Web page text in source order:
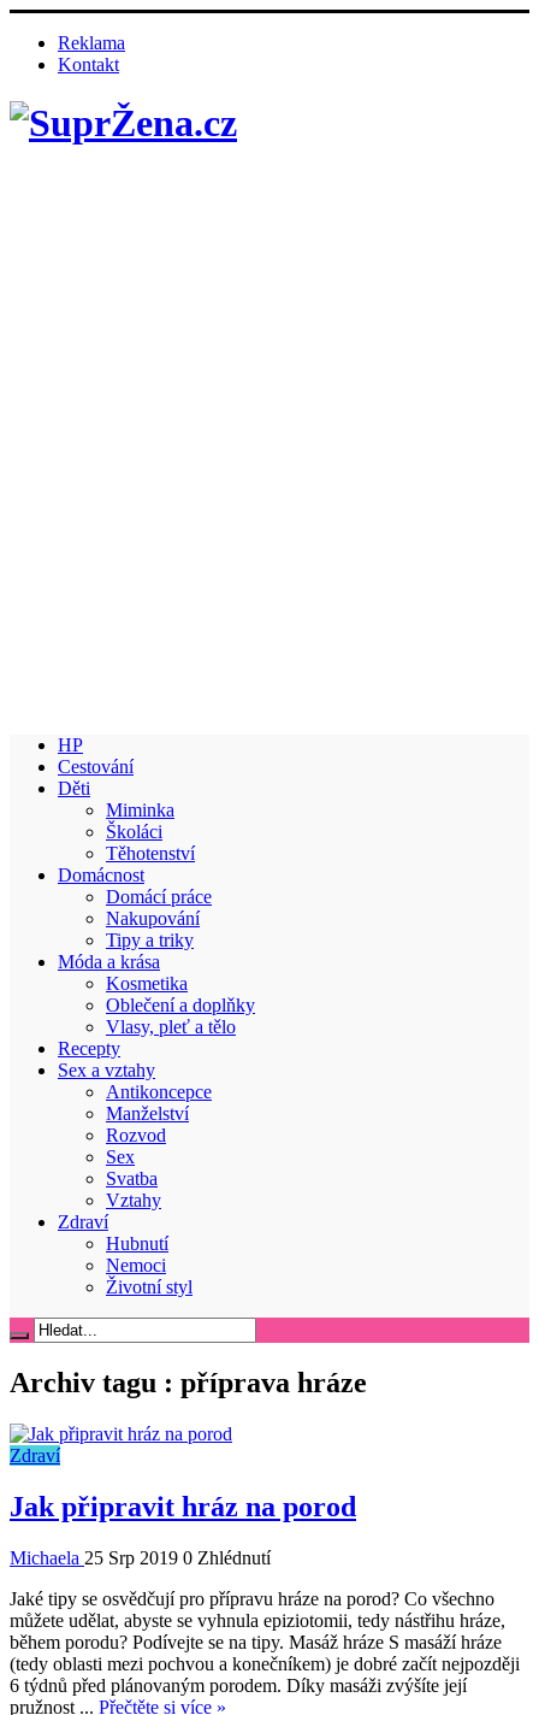
Reklama
Kontakt
HP
Cestování
Děti
Miminka
Školáci
Těhotenství
Domácnost
Domácí práce
Nakupování
Tipy a triky
Móda a krása
Kosmetika
Oblečení a doplňky
Vlasy, pleť a tělo
Recepty
Sex a vztahy
Antikoncepce
Manželství
Rozvod
Sex
Svatba
Vztahy
Zdraví
Hubnutí
Nemoci
Životní styl
Archiv tagu : příprava hráze
Zdraví
Jak připravit hráz na porod
Michaela 25 Srp 2019 0 Zhlédnutí
Jaké tipy se osvědčují pro přípravu hráze na porod? Co všechno
můžete udělat, abyste se vyhnula epiziotomii, tedy nástřihu hráze,
během porodu? Podívejte se na tipy. Masáž hráze S masáží hráze
(tedy oblasti mezi pochvou a konečníkem) je dobré začít nejpozději
6 týdnů před plánovaným porodem. Díky masáži zvýšíte její
pružnost ... Přečtěte si více »